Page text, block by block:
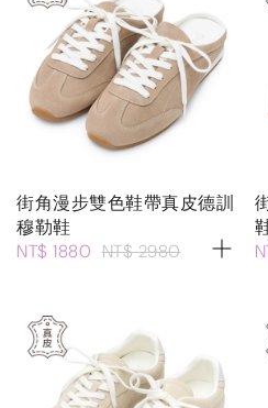
街角漫步雙色鞋帶真皮德訓
穆勒鞋
NT$ 1880 NT$ 2980